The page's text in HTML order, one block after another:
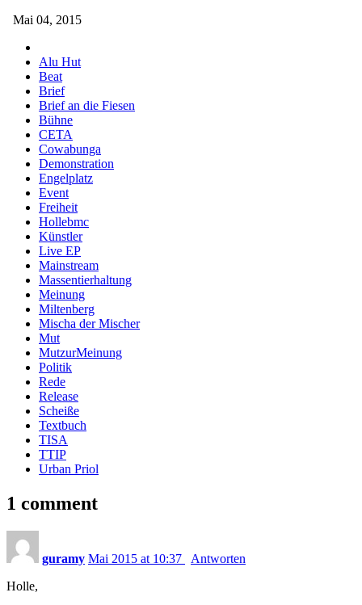
Mai 04, 2015
Alu Hut
Beat
Brief
Brief an die Fiesen
Bühne
CETA
Cowabunga
Demonstration
Engelplatz
Event
Freiheit
Hollebmc
Künstler
Live EP
Mainstream
Massentierhaltung
Meinung
Miltenberg
Mischa der Mischer
Mut
MutzurMeinung
Politik
Rede
Release
Scheiße
Textbuch
TISA
TTIP
Urban Priol
1 comment
guramy Mai 2015 at 10:37
Antworten
Holle,